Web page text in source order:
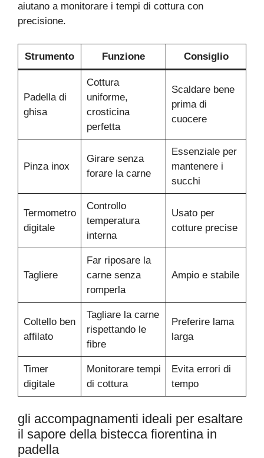
aiutano a monitorare i tempi di cottura con
precisione.
Strumento Funzione Consiglio
Padella di
ghisa
Cottura
uniforme,
crosticina
perfetta
Scaldare bene
prima di
cuocere
Pinza inox
Girare senza
forare la carne
Essenziale per
mantenere i
succhi
Termometro
digitale
Controllo
temperatura
interna
Usato per
cotture precise
Tagliere
Far riposare la
carne senza
romperla
Ampio e stabile
Coltello ben
affilato
Tagliare la carne
rispettando le
fibre
Preferire lama
larga
Timer
digitale
Monitorare tempi
di cottura
Evita errori di
tempo
gli accompagnamenti ideali per esaltare
il sapore della bistecca fiorentina in
padella